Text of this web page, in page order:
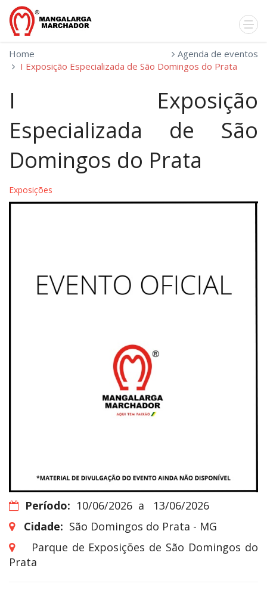
Home
Agenda de eventos
I Exposição Especializada de São Domingos do Prata
I Exposição
Especializada de São
Domingos do Prata
Exposições
Período: 10/06/2026 a 13/06/2026
Cidade: São Domingos do Prata - MG
Parque de Exposições de São Domingos do
Prata